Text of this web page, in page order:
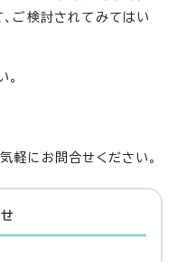
ご検討されてみてはい
軽にお問合せください。